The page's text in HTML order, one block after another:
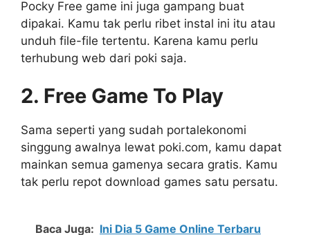
Pocky Free game ini juga gampang buat
dipakai. Kamu tak perlu ribet instal ini itu atau
unduh file-file tertentu. Karena kamu perlu
terhubung web dari poki saja.
2. Free Game To Play
Sama seperti yang sudah portalekonomi
singgung awalnya lewat poki.com, kamu dapat
mainkan semua gamenya secara gratis. Kamu
tak perlu repot download games satu persatu.
Baca Juga: Ini Dia 5 Game Online Terbaru